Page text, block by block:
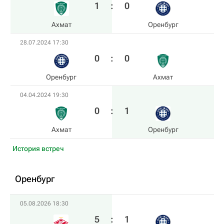
Ахмат
1 : 0
Оренбург
28.07.2024 17:30
Оренбург
0 : 0
Ахмат
04.04.2024 19:30
Ахмат
0 : 1
Оренбург
История встреч
Оренбург
05.08.2026 18:30
5 : 1